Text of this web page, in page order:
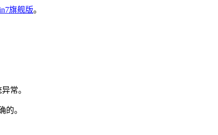
旗舰版。
常。
。